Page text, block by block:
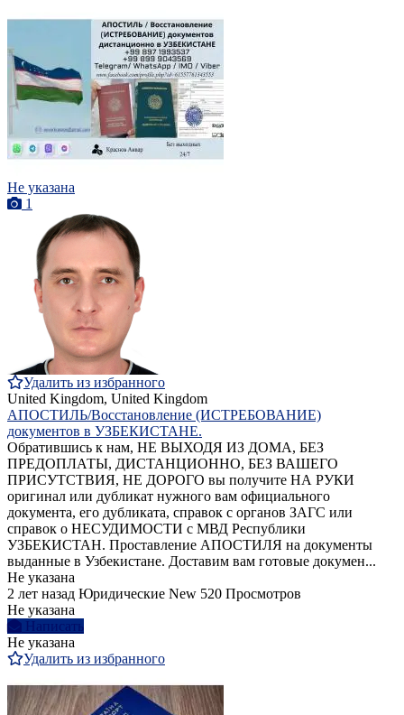
Не указана
1
Удалить из избранного
United Kingdom, United Kingdom
АПОСТИЛЬ/Восстановление (ИСТРЕБОВАНИЕ)
документов в УЗБЕКИСТАНЕ.
Обратившись к нам, НЕ ВЫХОДЯ ИЗ ДОМА, БЕЗ
ПРЕДОПЛАТЫ, ДИСТАНЦИОННО, БЕЗ ВАШЕГО
ПРИСУТСТВИЯ, НЕ ДОРОГО вы получите НА РУКИ
оригинал или дубликат нужного вам официального
документа, его дубликата, справок с органов ЗАГС или
справок о НЕСУДИМОСТИ с МВД Республики
УЗБЕКИСТАН. Проставление АПОСТИЛЯ на документы
выданные в Узбекистане. Доставим вам готовые докумен...
Не указана
2 лет назад Юридические New 520 Просмотров
Не указана
Написать
Не указана
Удалить из избранного